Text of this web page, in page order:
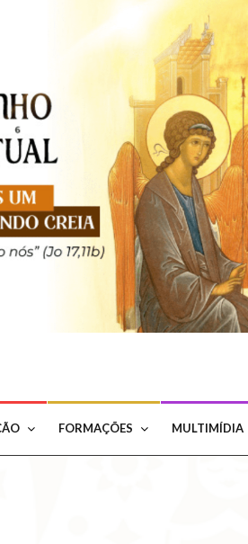
FORMAÇÕES MULTIMÍDIA